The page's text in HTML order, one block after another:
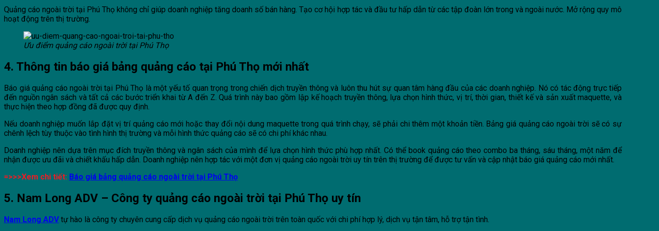
Quảng cáo ngoài trời tại Phú Thọ không chỉ giúp doanh nghiệp tăng doanh số bán hàng. Tạo cơ hội hợp tác và đầu tư hấp dẫn từ các tập đoàn lớn trong và ngoài nước. Mở rộng quy mô
hoạt động trên thị trường.
Ưu điểm quảng cáo ngoài trời tại Phú Thọ
4. Thông tin báo giá bảng quảng cáo tại Phú Thọ mới nhất
Báo giá quảng cáo ngoài trời tại Phú Thọ là một yếu tố quan trọng trong chiến dịch truyền thông và luôn thu hút sự quan tâm hàng đầu của các doanh nghiệp. Nó có tác động trực tiếp
đến nguồn ngân sách và tất cả các bước triển khai từ A đến Z. Quá trình này bao gồm lập kế hoạch truyền thông, lựa chọn hình thức, vị trí, thời gian, thiết kế và sản xuất maquette, và
thực hiện theo hợp đồng đã được quy định.
Nếu doanh nghiệp muốn lắp đặt vị trí quảng cáo mới hoặc thay đổi nội dung maquette trong quá trình chạy, sẽ phải chi thêm một khoản tiền. Bảng giá quảng cáo ngoài trời sẽ có sự
chênh lệch tùy thuộc vào tình hình thị trường và mỗi hình thức quảng cáo sẽ có chi phí khác nhau.
Doanh nghiệp nên dựa trên mục đích truyền thông và ngân sách của mình để lựa chọn hình thức phù hợp nhất. Có thể book quảng cáo theo combo ba tháng, sáu tháng, một năm để
nhận được ưu đãi và chiết khấu hấp dẫn. Doanh nghiệp nên hợp tác với một đơn vị quảng cáo ngoài trời uy tín trên thị trường để được tư vấn và cập nhật báo giá quảng cáo mới nhất.
=>>>Xem chi tiết: Báo giá bảng quảng cáo ngoài trời tại Phú Thọ
5. Nam Long ADV – Công ty quảng cáo ngoài trời tại Phú Thọ uy tín
Nam Long ADVtự hào là công ty chuyên cung cấp dịch vụ quảng cáo ngoài trời trên toàn quốc với chi phí hợp lý, dịch vụ tận tâm, hỗ trợ tận tình.